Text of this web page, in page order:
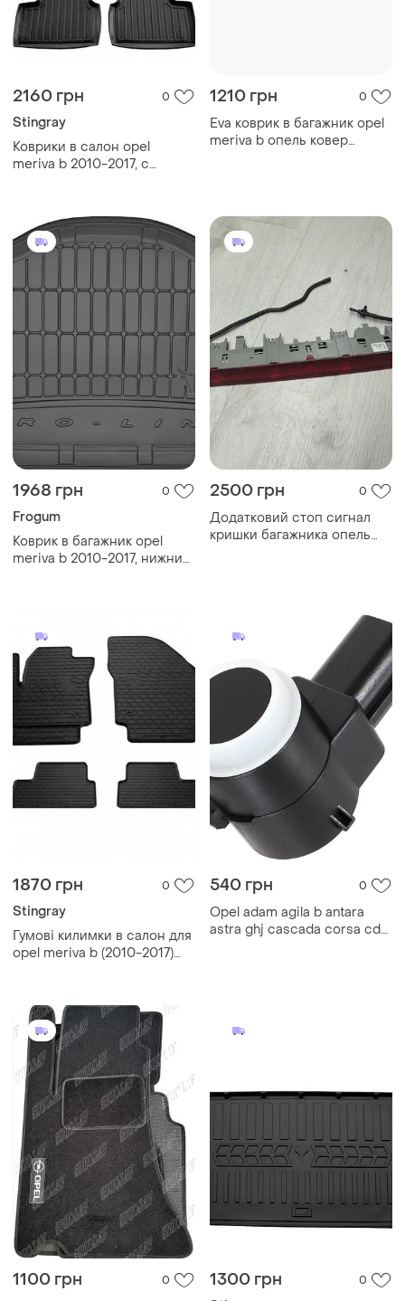
2160 грн 0
Stingray
Коврики в салон opel
meriva b 2010-2017, с
1210 грн 0
Eva коврик в багажник opel
meriva b опель ковер
1968 грн 0
Frogum
Коврик в багажник opel
meriva b 2010-2017, нижний
2500 грн 0
Додатковий стоп сигнал
кришки багажника опель
1870 грн 0
Stingray
Гумові килимки в салон для
opel meriva b (2010-2017)
540 грн 0
Opel adam agila b antara
astra ghj cascada corsa cde
1100 грн 0 1300 грн 0